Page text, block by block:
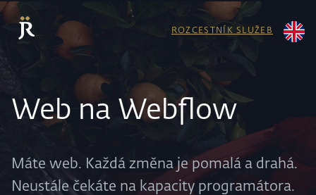
ROZCESTNÍK SLUŽEB
Web na Webflow
Máte web. Každá změna je pomalá a drahá.
Neustále čekáte na kapacity programátora.